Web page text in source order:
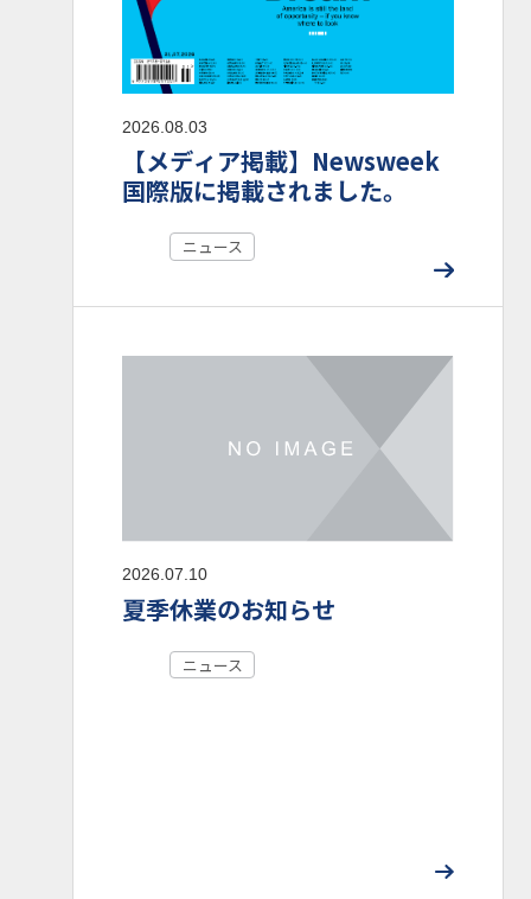
2026.08.03
【メディア掲載】Newsweek
国際版に掲載されました。
ニュース
2026.07.10
夏季休業のお知らせ
ニュース